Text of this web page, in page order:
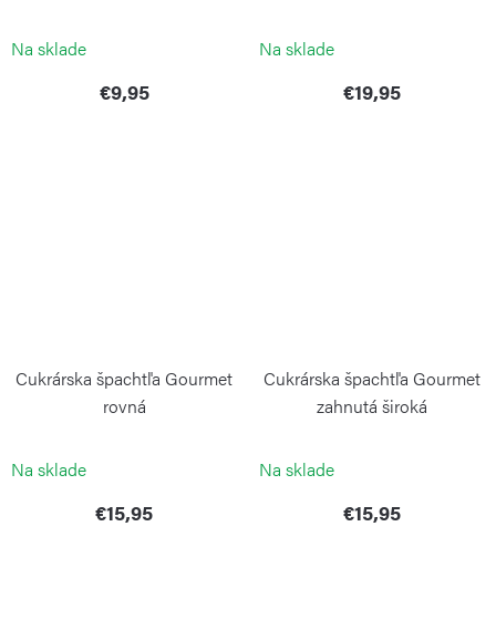
Na sklade
€9,95
Na sklade
€19,95
Cukrárska špachtľa Gourmet
rovná
Na sklade
€15,95
Cukrárska špachtľa Gourmet
zahnutá široká
Na sklade
€15,95